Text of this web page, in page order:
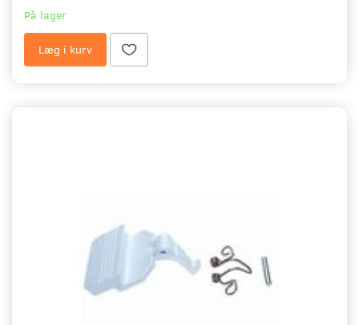
På lager
Læg i kurv